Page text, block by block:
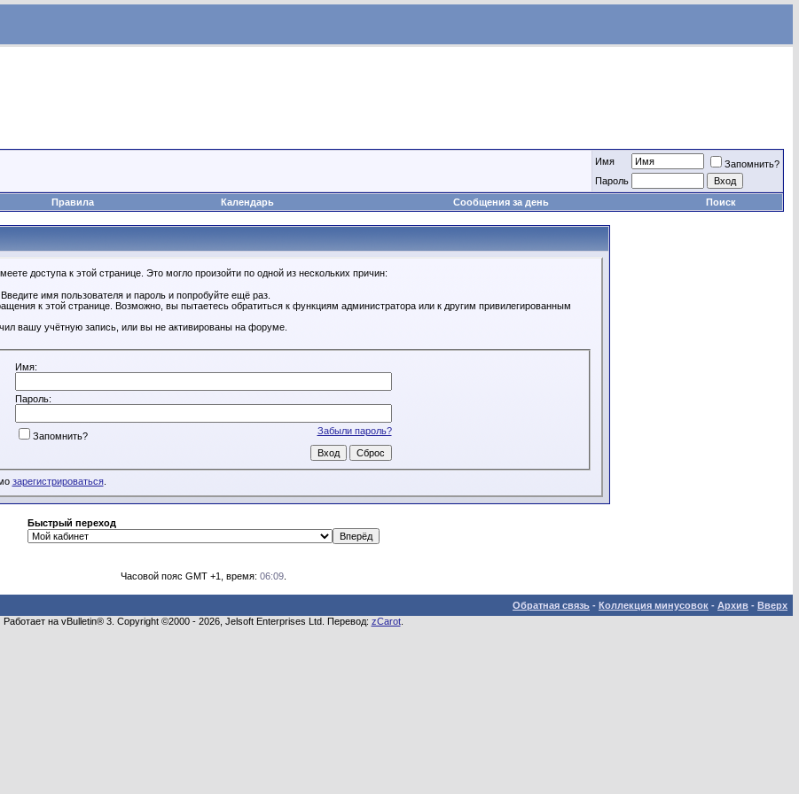
Имя
Запомнить?
Пароль
Правила Календарь Сообщения за день Поиск
доступа к этой странице. Это могло произойти по одной из нескольких причин:
имя пользователя и пароль и попробуйте ещё раз.
к этой странице. Возможно, вы пытаетесь обратиться к функциям администратора или к другим привилегированным
вашу учётную запись, или вы не активированы на форуме.
Имя:
Пароль:
Забыли пароль?
Запомнить?
зарегистрироваться.
Быстрый переход
Часовой пояс GMT +1, время: 06:09.
Обратная связь - Коллекция минусовок - Архив - Вверх
Работает на vBulletin® 3. Copyright ©2000 - 2026, Jelsoft Enterprises Ltd. Перевод: zCarot.